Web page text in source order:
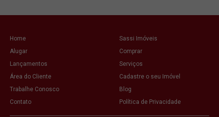
Home
Sassi Imóveis
Alugar
Comprar
Lançamentos
Serviços
Área do Cliente
Cadastre o seu Imóvel
Trabalhe Conosco
Blog
Contato
Política de Privacidade